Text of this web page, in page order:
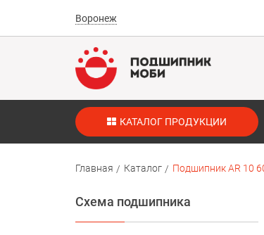
Воронеж
КАТАЛОГ ПРОДУКЦИИ
Главная Каталог Подшипник AR 10
Схема подшипника